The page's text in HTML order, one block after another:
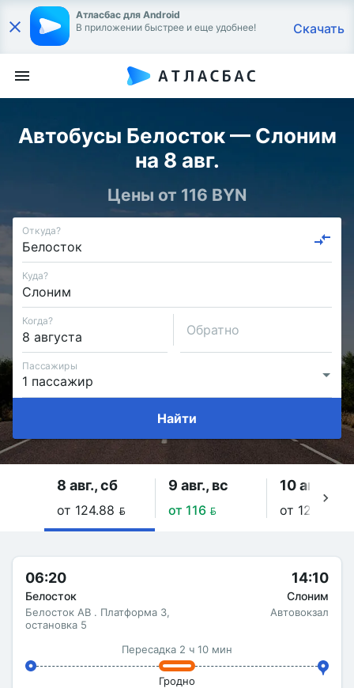
Атласбас для Android
В приложении быстрее и еще удобнее!
Скачать
Автобусы Белосток — Слоним
на 8 авг.
Цены от 116 BYN
Откуда?
Куда?
Когда?
Обратно
Пассажиры
Найти
8 авг., сб
от 124.88 
9 авг., вс
от 116 
10 авг., пн
от 124.88 
06:20
Белосток
Белосток АВ . Платформа 3,
остановка 5
14:10
Слоним
Автовокзал
Пересадка 2 ч 10 мин
Гродно